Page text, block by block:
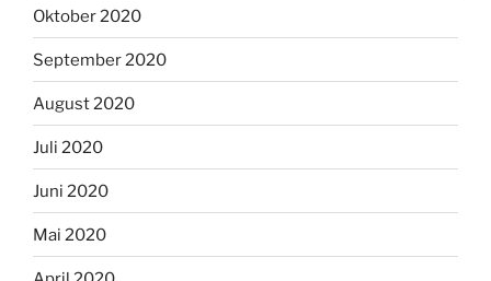
Oktober 2020
September 2020
August 2020
Juli 2020
Juni 2020
Mai 2020